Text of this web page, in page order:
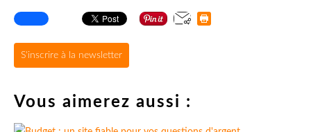
S'inscrire à la newsletter
Vous aimerez aussi :